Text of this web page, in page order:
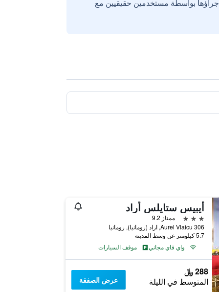
بواسطة مستخدمين حقيقيين مع
أيبيس ستايلس أراد
3 نجوم
ممتاز 9.2
Aurel Vlaicu 306, اراد (رومانيا), رومانيا
5.7 كيلومتر عن وسط المدينة
واي فاي مجاني
موقف السيارات
288 ﷼
المتوسط في الليلة عرض الصفقة